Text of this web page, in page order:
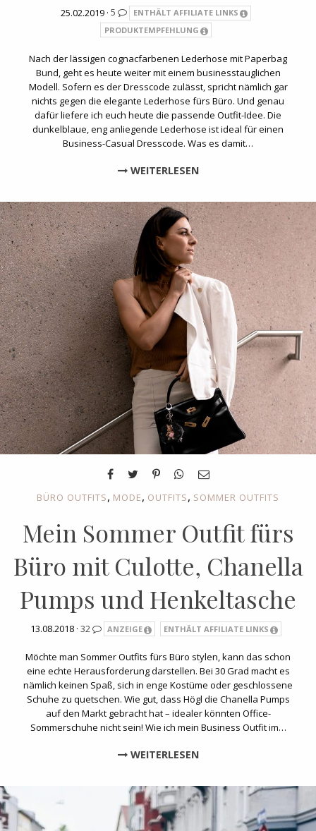
25.02.2019 · 5
ENTHÄLT AFFILIATE LINKS
PRODUKTEMPFEHLUNG
Nach der lässigen cognacfarbenen Lederhose mit Paperbag
Bund, geht es heute weiter mit einem businesstauglichen
Modell. Sofern es der Dresscode zulässt, spricht nämlich gar
nichts gegen die elegante Lederhose fürs Büro. Und genau
dafür liefere ich euch heute die passende Outfit-Idee. Die
dunkelblaue, eng anliegende Lederhose ist ideal für einen
Business-Casual Dresscode. Was es damit…
WEITERLESEN
BÜRO OUTFITS, MODE, OUTFITS, SOMMER OUTFITS
Mein Sommer Outfit fürs
Büro mit Culotte, Chanella
Pumps und Henkeltasche
13.08.2018 · 32 ANZEIGE ENTHÄLT AFFILIATE LINKS
Möchte man Sommer Outfits fürs Büro stylen, kann das schon
eine echte Herausforderung darstellen. Bei 30 Grad macht es
nämlich keinen Spaß, sich in enge Kostüme oder geschlossene
Schuhe zu quetschen. Wie gut, dass Högl die Chanella Pumps
auf den Markt gebracht hat – idealer könnten Office-
Sommerschuhe nicht sein! Wie ich mein Business Outfit im…
WEITERLESEN